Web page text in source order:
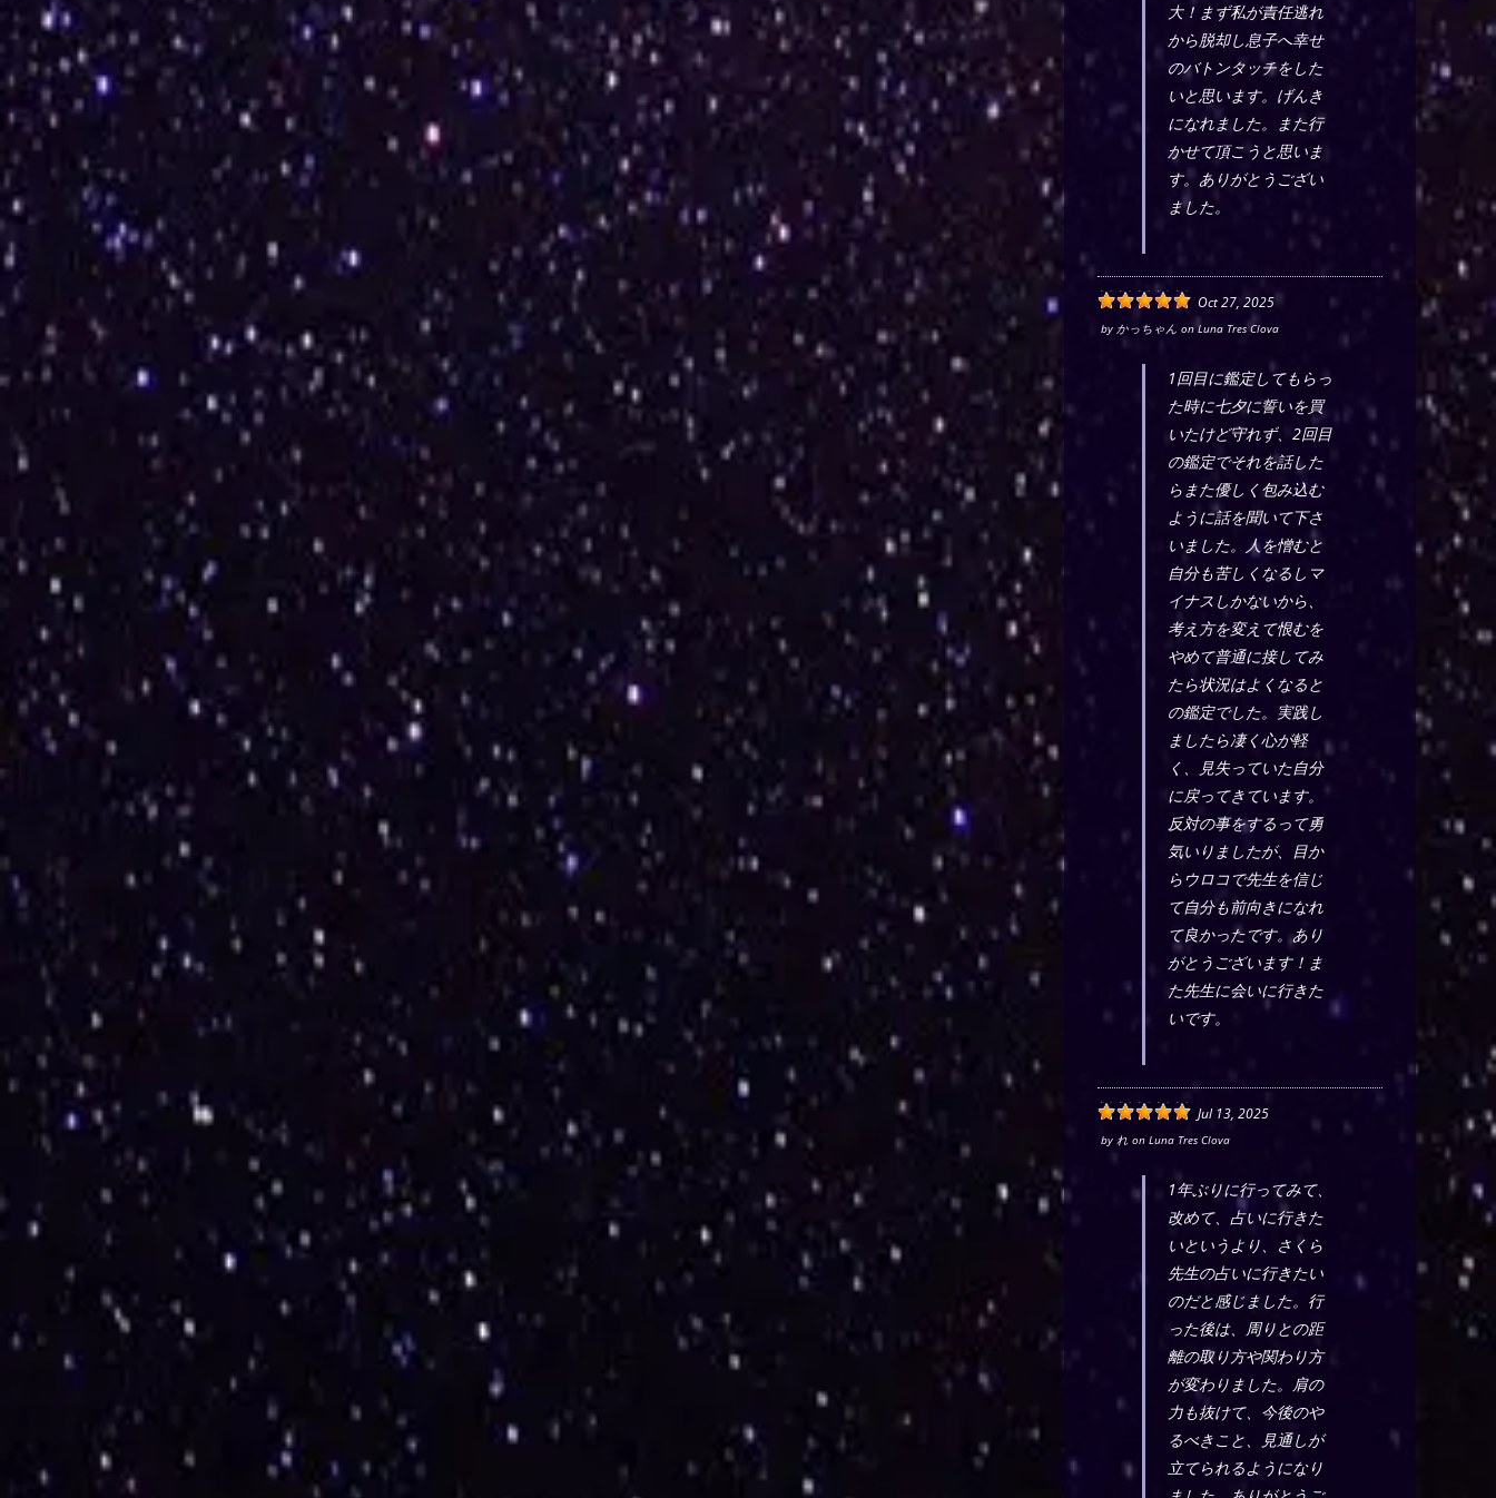
大！まず私が責任逃れ
から脱却し息子へ幸せ
のバトンタッチをした
いと思います。げんき
になれました。また行
かせて頂こうと思いま
す。ありがとうござい
ました。
Oct 27, 2025
by かっちゃん onLuna Tres Clova
1回目に鑑定してもらっ
た時に七夕に誓いを買
いたけど守れず、2回目
の鑑定でそれを話した
らまた優しく包み込む
ように話を聞いて下さ
いました。人を憎むと
自分も苦しくなるしマ
イナスしかないから、
考え方を変えて恨むを
やめて普通に接してみ
たら状況はよくなると
の鑑定でした。実践し
ましたら凄く心が軽
く、見失っていた自分
に戻ってきています。
反対の事をするって勇
気いりましたが、目か
らウロコで先生を信じ
て自分も前向きになれ
て良かったです。あり
がとうございます！ま
た先生に会いに行きた
いです。
Jul 13, 2025
by れ on Luna Tres Clova
1年ぶりに行ってみて、
改めて、占いに行きた
いというより、さくら
先生の占いに行きたい
のだと感じました。行
った後は、周りとの距
離の取り方や関わり方
が変わりました。肩の
力も抜けて、今後のや
るべきこと、見通しが
立てられるようになり